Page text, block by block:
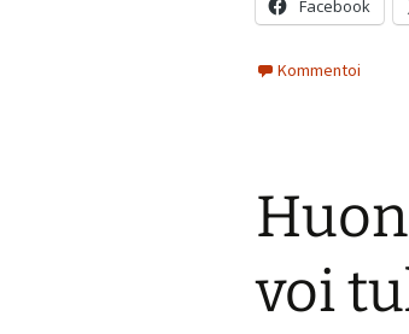
Facebook
Kommentoi
voi